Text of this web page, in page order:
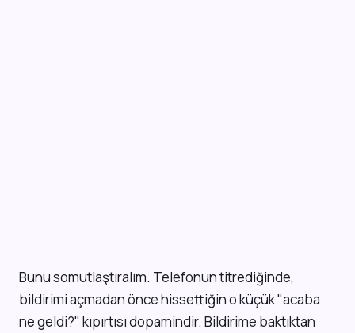
Bunu somutlaştıralım. Telefonun titrediğinde,
bildirimi açmadan önce hissettiğin o küçük "acaba
ne geldi?" kıpırtısı dopamindir. Bildirime baktıktan